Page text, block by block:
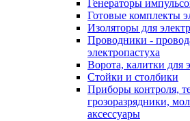
Генераторы
Готовые комплекты
Изоляторы для
Проводники -
электропастуха
Ворота, калитки для
Стойки и столбики
Приборы контроля,
грозоразрядники,
аксессуары